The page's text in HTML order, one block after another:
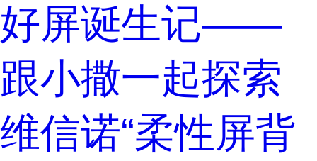
好屏诞生记——
跟小撒一起探索
维信诺“柔性屏背